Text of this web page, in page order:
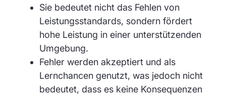
Sie bedeutet nicht das Fehlen von
Leistungsstandards, sondern fördert
hohe Leistung in einer unterstützenden
Umgebung.
Fehler werden akzeptiert und als
Lernchancen genutzt, was jedoch nicht
bedeutet, dass es keine Konsequenzen